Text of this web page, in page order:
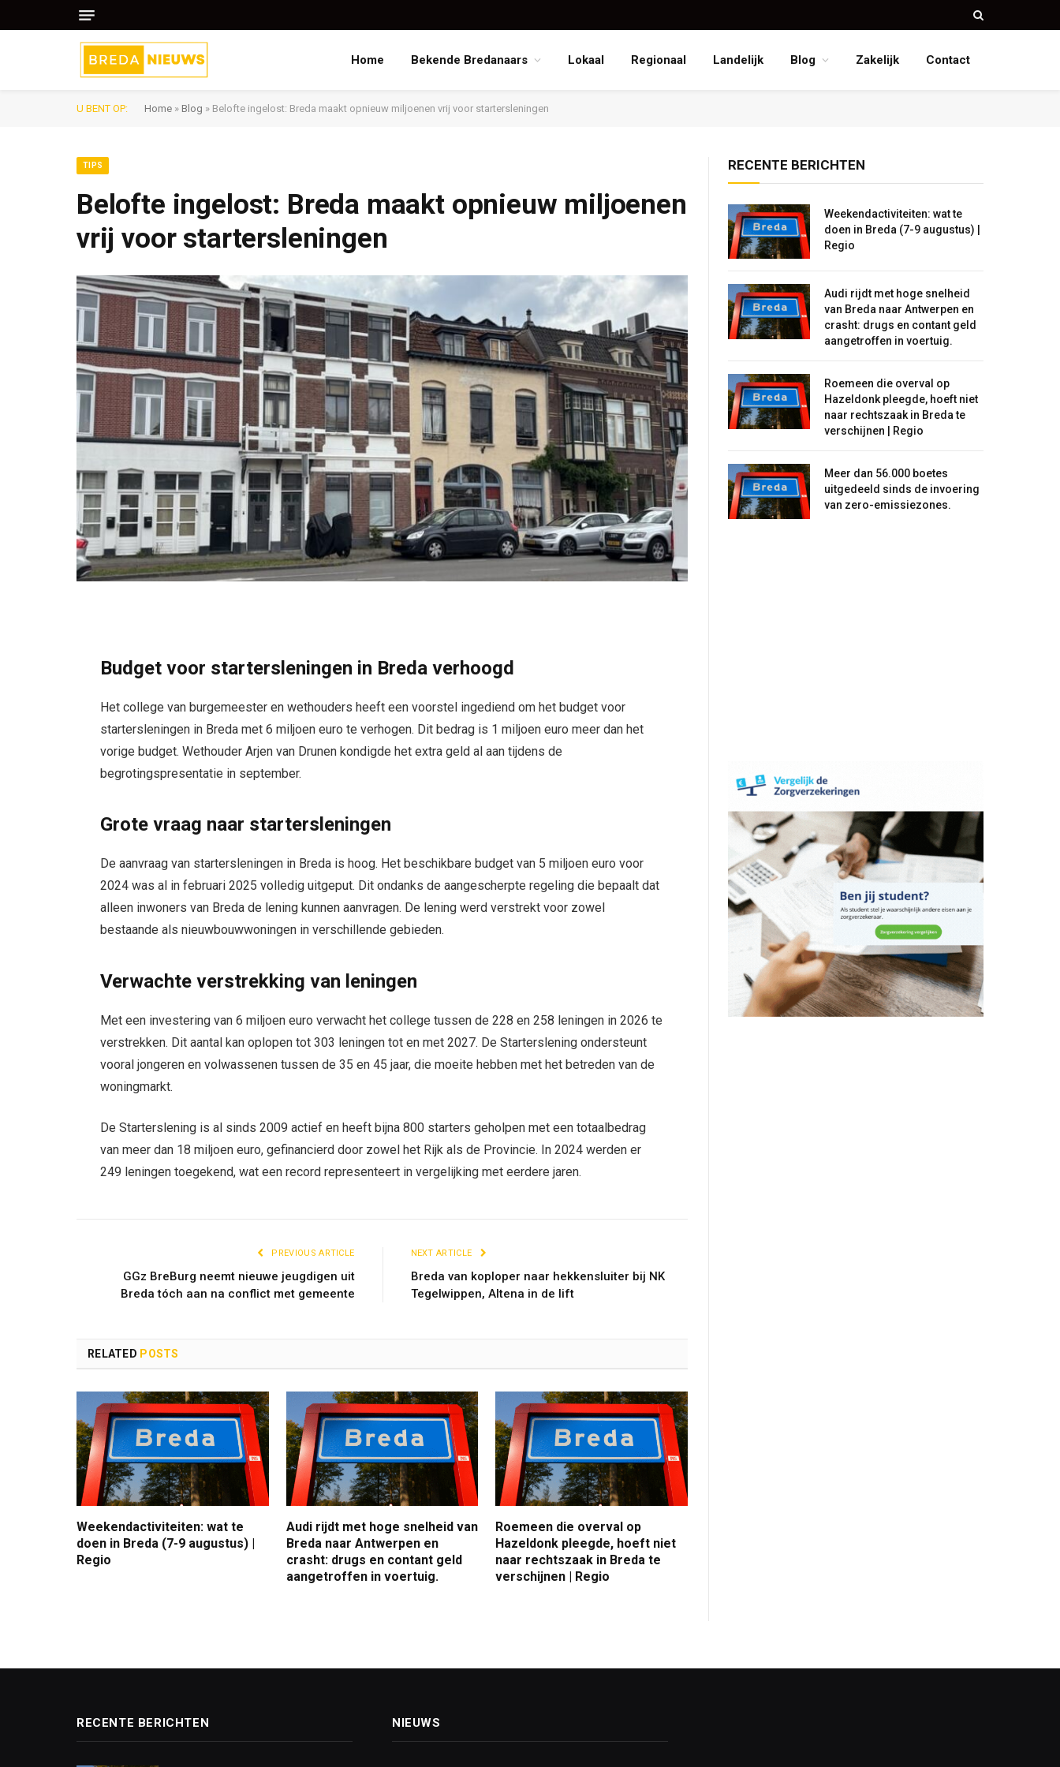
Home Bekende Bredanaars Lokaal Regionaal Landelijk Blog Zakelijk Contact
U BENT OP: Home » Blog » Belofte ingelost: Breda maakt opnieuw miljoenen vrij voor startersleningen
TIPS
Belofte ingelost: Breda maakt opnieuw miljoenen
vrij voor startersleningen
Budget voor startersleningen in Breda verhoogd
Het college van burgemeester en wethouders heeft een voorstel ingediend om het budget voor
startersleningen in Breda met 6 miljoen euro te verhogen. Dit bedrag is 1 miljoen euro meer dan het
vorige budget. Wethouder Arjen van Drunen kondigde het extra geld al aan tijdens de
begrotingspresentatie in september.
Grote vraag naar startersleningen
De aanvraag van startersleningen in Breda is hoog. Het beschikbare budget van 5 miljoen euro voor
2024 was al in februari 2025 volledig uitgeput. Dit ondanks de aangescherpte regeling die bepaalt dat
alleen inwoners van Breda de lening kunnen aanvragen. De lening werd verstrekt voor zowel
bestaande als nieuwbouwwoningen in verschillende gebieden.
Verwachte verstrekking van leningen
Met een investering van 6 miljoen euro verwacht het college tussen de 228 en 258 leningen in 2026 te
verstrekken. Dit aantal kan oplopen tot 303 leningen tot en met 2027. De Starterslening ondersteunt
vooral jongeren en volwassenen tussen de 35 en 45 jaar, die moeite hebben met het betreden van de
woningmarkt.
De Starterslening is al sinds 2009 actief en heeft bijna 800 starters geholpen met een totaalbedrag
van meer dan 18 miljoen euro, gefinancierd door zowel het Rijk als de Provincie. In 2024 werden er
249 leningen toegekend, wat een record representeert in vergelijking met eerdere jaren.
PREVIOUS ARTICLE
GGz BreBurg neemt nieuwe jeugdigen uit
Breda tóch aan na conflict met gemeente
NEXT ARTICLE
Breda van koploper naar hekkensluiter bij NK
Tegelwippen, Altena in de lift
RELATED POSTS
Weekendactiviteiten: wat te
doen in Breda (7-9 augustus) |
Regio
Audi rijdt met hoge snelheid van
Breda naar Antwerpen en
crasht: drugs en contant geld
aangetroffen in voertuig.
Roemeen die overval op
Hazeldonk pleegde, hoeft niet
naar rechtszaak in Breda te
verschijnen | Regio
RECENTE BERICHTEN
Weekendactiviteiten: wat te
doen in Breda (7-9 augustus) |
Regio
Audi rijdt met hoge snelheid
van Breda naar Antwerpen en
crasht: drugs en contant geld
aangetroffen in voertuig.
Roemeen die overval op
Hazeldonk pleegde, hoeft niet
naar rechtszaak in Breda te
verschijnen | Regio
Meer dan 56.000 boetes
uitgedeeld sinds de invoering
van zero-emissiezones.
RECENTE BERICHTEN NIEUWS